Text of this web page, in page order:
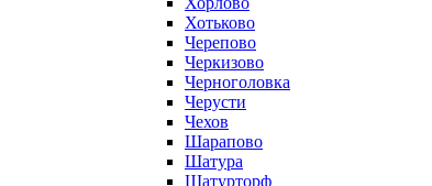
Хотьково
Черепово
Черкизово
Черноголовка
Черусти
Чехов
Шарапово
Шатура
Шатурторф